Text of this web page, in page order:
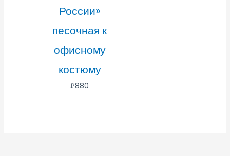
России»
песочная к
офисному
костюму
₽880